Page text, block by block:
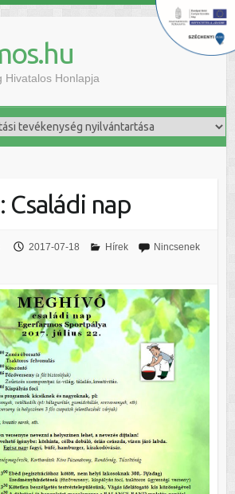
Hivatalos Honlapja
nap
2017-07-18 Hírek
Nincsenek